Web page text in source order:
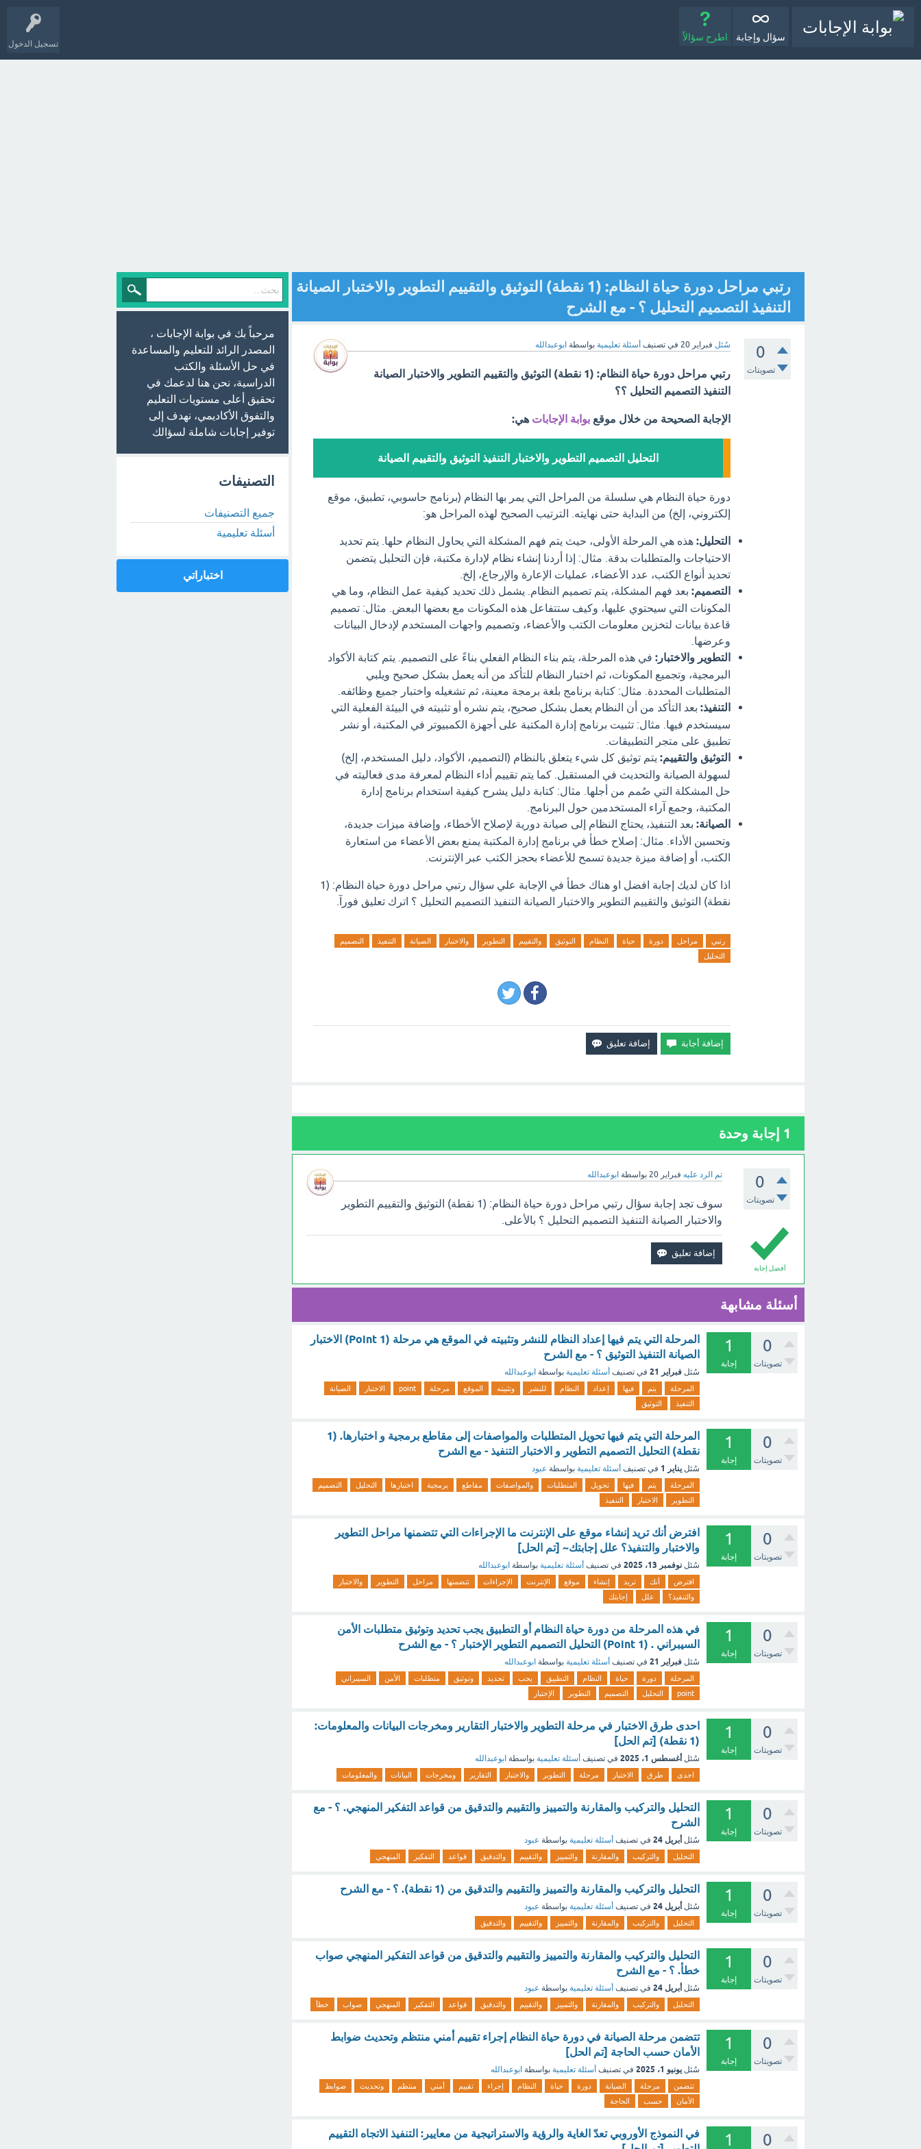
تسجيل الدخول
سؤال وإجابة اطرح سؤالاً
رتبي مراحل دورة حياة النظام: (1 نقطة) التوثيق والتقييم التطوير والاختبار الصيانة
التنفيذ التصميم التحليل ؟ - مع الشرح
0
تصويتات
سُئل فبراير 20 في تصنيف أسئلة تعليمية بواسطة ابوعبدالله
رتبي مراحل دورة حياة النظام: (1 نقطة) التوثيق والتقييم التطوير والاختبار الصيانة
التنفيذ التصميم التحليل ؟؟
الإجابة الصحيحة من خلال موقع بوابة الإجابات هي:
التحليل التصميم التطوير والاختبار التنفيذ التوثيق والتقييم الصيانة
دورة حياة النظام هي سلسلة من المراحل التي يمر بها النظام (برنامج حاسوبي، تطبيق، موقع
إلكتروني، إلخ) من البداية حتى نهايته. الترتيب الصحيح لهذه المراحل هو:
التحليل: هذه هي المرحلة الأولى، حيث يتم فهم المشكلة التي يحاول النظام حلها. يتم تحديد
الاحتياجات والمتطلبات بدقة. مثال: إذا أردنا إنشاء نظام لإدارة مكتبة، فإن التحليل يتضمن
تحديد أنواع الكتب، عدد الأعضاء، عمليات الإعارة والإرجاع، إلخ.
التصميم: بعد فهم المشكلة، يتم تصميم النظام. يشمل ذلك تحديد كيفية عمل النظام، وما هي
المكونات التي سيحتوي عليها، وكيف ستتفاعل هذه المكونات مع بعضها البعض. مثال: تصميم
قاعدة بيانات لتخزين معلومات الكتب والأعضاء، وتصميم واجهات المستخدم لإدخال البيانات
وعرضها.
التطوير والاختبار: في هذه المرحلة، يتم بناء النظام الفعلي بناءً على التصميم. يتم كتابة الأكواد
البرمجية، وتجميع المكونات، ثم اختبار النظام للتأكد من أنه يعمل بشكل صحيح ويلبي
المتطلبات المحددة. مثال: كتابة برنامج بلغة برمجة معينة، ثم تشغيله واختبار جميع وظائفه.
التنفيذ: بعد التأكد من أن النظام يعمل بشكل صحيح، يتم نشره أو تثبيته في البيئة الفعلية التي
سيستخدم فيها. مثال: تثبيت برنامج إدارة المكتبة على أجهزة الكمبيوتر في المكتبة، أو نشر
تطبيق على متجر التطبيقات.
التوثيق والتقييم: يتم توثيق كل شيء يتعلق بالنظام (التصميم، الأكواد، دليل المستخدم، إلخ)
لسهولة الصيانة والتحديث في المستقبل. كما يتم تقييم أداء النظام لمعرفة مدى فعاليته في
حل المشكلة التي صُمم من أجلها. مثال: كتابة دليل يشرح كيفية استخدام برنامج إدارة
المكتبة، وجمع آراء المستخدمين حول البرنامج.
الصيانة: بعد التنفيذ، يحتاج النظام إلى صيانة دورية لإصلاح الأخطاء، وإضافة ميزات جديدة،
وتحسين الأداء. مثال: إصلاح خطأ في برنامج إدارة المكتبة يمنع بعض الأعضاء من استعارة
الكتب، أو إضافة ميزة جديدة تسمح للأعضاء بحجز الكتب عبر الإنترنت.
اذا كان لديك إجابة افضل او هناك خطأ في الإجابة علي سؤال رتبي مراحل دورة حياة النظام: (1
نقطة) التوثيق والتقييم التطوير والاختبار الصيانة التنفيذ التصميم التحليل ؟ اترك تعليق فورآ.
رتبي مراحل دورة حياة النظام التوثيق والتقييم التطوير والاختبار الصيانة التنفيذ
التصميم
التحليل
1 إجابة وحدة
0
تصويتات
تم الرد عليه فبراير 20 بواسطة ابوعبدالله
أفضل إجابة
سوف تجد إجابة سؤال رتبي مراحل دورة حياة النظام: (1 نقطة) التوثيق والتقييم التطوير
والاختبار الصيانة التنفيذ التصميم التحليل ؟ بالأعلى.
أسئلة مشابهة
0
تصويتات
1
إجابة
المرحلة التي يتم فيها إعداد النظام للنشر وتثبيته في الموقع هي مرحلة (1 Point) الاختبار
الصيانة التنفيذ التوثيق ؟ - مع الشرح
سُئل فبراير 21 في تصنيف أسئلة تعليمية بواسطة ابوعبدالله
المرحلة يتم فيها إعداد النظام للنشر وتثبيته الموقع مرحلة point الاختبار
الصيانة
التنفيذ
التوثيق
0
تصويتات
1
إجابة
المرحلة التي يتم فيها تحويل المتطلبات والمواصفات إلى مقاطع برمجية و اختبارها. (1
نقطة) التحليل التصميم التطوير و الاختبار التنفيذ - مع الشرح
سُئل يناير 1 في تصنيف أسئلة تعليمية بواسطة عبود
المرحلة يتم فيها تحويل المتطلبات والمواصفات مقاطع برمجية اختبارها التحليل
التصميم
التطوير
الاختبار التنفيذ
0
تصويتات
1
إجابة
افترض أنك تريد إنشاء موقع على الإنترنت ما الإجراءات التي تتضمنها مراحل التطوير
والاختبار والتنفيذ؟ علل إجابتك~ [تم الحل]
سُئل نوفمبر 13، 2025 في تصنيف أسئلة تعليمية بواسطة ابوعبدالله
افترض أنك تريد إنشاء موقع الإنترنت الإجراءات تتضمنها مراحل التطوير
والاختبار
والتنفيذ؟
علل إجابتك
0
تصويتات
1
إجابة
في هذه المرحلة من دورة حياة النظام أو التطبيق يجب تحديد وتوثيق متطلبات الأمن
السيبراني . (1 Point) التحليل التصميم التطوير الإختبار ؟ - مع الشرح
سُئل فبراير 21 في تصنيف أسئلة تعليمية بواسطة ابوعبدالله
المرحلة دورة حياة النظام التطبيق يجب تحديد وتوثيق متطلبات الأمن
السيبراني
point
التحليل التصميم التطوير الإختبار
0
تصويتات
1
إجابة
احدى طرق الاختبار في مرحلة التطوير والاختبار التقارير ومخرجات البيانات والمعلومات:
(1 نقطة) [تم الحل]
سُئل أغسطس 1، 2025 في تصنيف أسئلة تعليمية بواسطة ابوعبدالله
احدى طرق الاختبار مرحلة التطوير والاختبار التقارير ومخرجات البيانات والمعلومات
0
تصويتات
1
إجابة
التحليل والتركيب والمقارنة والتمييز والتقييم والتدقيق من قواعد التفكير المنهجي. ؟ - مع
الشرح
سُئل أبريل 24 في تصنيف أسئلة تعليمية بواسطة عبود
التحليل والتركيب والمقارنة والتمييز والتقييم والتدقيق قواعد التفكير المنهجي
0
تصويتات
1
إجابة
التحليل والتركيب والمقارنة والتمييز والتقييم والتدقيق من (1 نقطة). ؟ - مع الشرح
سُئل أبريل 24 في تصنيف أسئلة تعليمية بواسطة عبود
التحليل والتركيب والمقارنة والتمييز والتقييم والتدقيق
0
تصويتات
1
إجابة
التحليل والتركيب والمقارنة والتمييز والتقييم والتدقيق من قواعد التفكير المنهجي صواب
خطأ. ؟ - مع الشرح
سُئل أبريل 24 في تصنيف أسئلة تعليمية بواسطة عبود
التحليل والتركيب والمقارنة والتمييز والتقييم والتدقيق قواعد التفكير المنهجي صواب خطأ
0
تصويتات
1
إجابة
تتضمن مرحلة الصيانة في دورة حياة النظام إجراء تقييم أمني منتظم وتحديث ضوابط
الأمان حسب الحاجة [تم الحل]
سُئل يونيو 1، 2025 في تصنيف أسئلة تعليمية بواسطة ابوعبدالله
تتضمن مرحلة الصيانة دورة حياة النظام إجراء تقييم أمني منتظم وتحديث
ضوابط
الأمان
حسب الحاجة
0
1
في النموذج الأوروبي تعدّ الغاية والرؤية والاستراتيجية من معايير: التنفيذ الاتجاه التقييم
مرحباً بك في بوابة الإجابات ،
المصدر الرائد للتعليم والمساعدة
في حل الأسئلة والكتب
الدراسية، نحن هنا لدعمك في
تحقيق أعلى مستويات التعليم
والتفوق الأكاديمي، نهدف إلى
توفير إجابات شاملة لسؤالك
التصنيفات
جميع التصنيفات
أسئلة تعليمية
اختباراتي